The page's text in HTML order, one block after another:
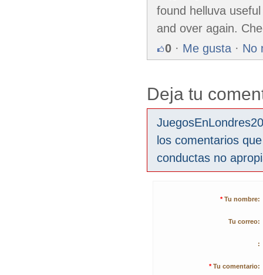
found helluva
and over again.
0 · Me gusta · No
Deja tu
los comentarios
conductas no
* Tu nombre:
Tu correo:
:
* Tu comentario: